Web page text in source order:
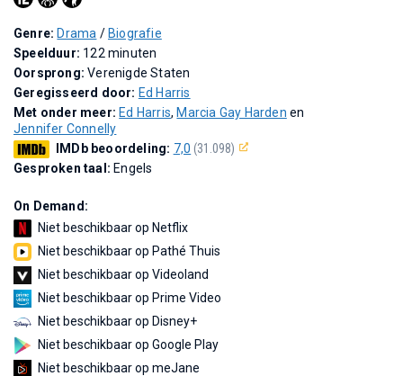
Genre: Drama / Biografie
Speelduur: 122 minuten
Oorsprong:Verenigde Staten
Geregisseerd door: Ed Harris
Met onder meer: Ed Harris, Marcia Gay Harden en
Jennifer Connelly
IMDb beoordeling: 7,0 (31.098)
Gesproken taal: Engels
On Demand:
Niet beschikbaar op Netflix
Niet beschikbaar op Pathé Thuis
Niet beschikbaar op Videoland
Niet beschikbaar op Prime Video
Niet beschikbaar op Disney+
Niet beschikbaar op Google Play
Niet beschikbaar op meJane